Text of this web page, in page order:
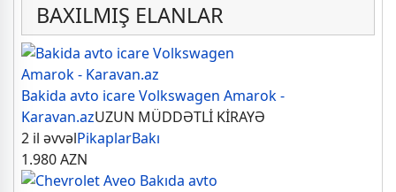
BAXILMIŞ ELANLAR
Bakida avto icare Volkswagen Amarok -
Karavan.azUZUN MÜDDƏTLİ KİRAYƏ
2 il əvvəlPikaplarBakı
1.980AZN